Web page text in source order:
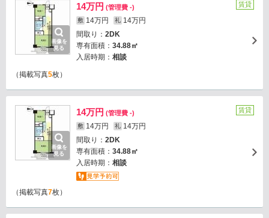
画像を
見る
14万円 (管理費 -)
敷 14万円 礼 14万円
間取り： 2DK
専有面積： 34.88㎡
入居時期： 相談
賃貸
（掲載写真5枚）
画像を
見る
14万円 (管理費 -)
敷 14万円 礼 14万円
間取り： 2DK
専有面積： 34.88㎡
入居時期： 相談
賃貸
（掲載写真7枚）